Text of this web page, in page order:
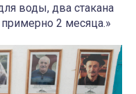
воды, два стакана
2 месяца.»